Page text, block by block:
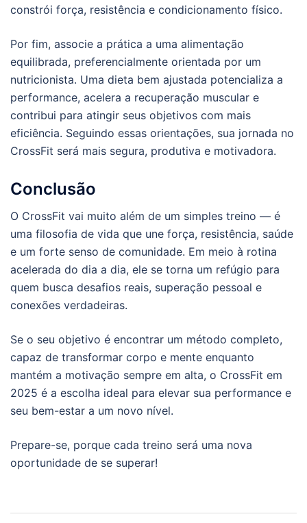
constrói força, resistência e condicionamento físico.
Por fim, associe a prática a uma alimentação
equilibrada, preferencialmente orientada por um
nutricionista. Uma dieta bem ajustada potencializa a
performance, acelera a recuperação muscular e
contribui para atingir seus objetivos com mais
eficiência. Seguindo essas orientações, sua jornada no
CrossFit será mais segura, produtiva e motivadora.
Conclusão
O CrossFit vai muito além de um simples treino — é
uma filosofia de vida que une força, resistência, saúde
e um forte senso de comunidade. Em meio à rotina
acelerada do dia a dia, ele se torna um refúgio para
quem busca desafios reais, superação pessoal e
conexões verdadeiras.
Se o seu objetivo é encontrar um método completo,
capaz de transformar corpo e mente enquanto
mantém a motivação sempre em alta, o CrossFit em
2025 é a escolha ideal para elevar sua performance e
seu bem-estar a um novo nível.
Prepare-se, porque cada treino será uma nova
oportunidade de se superar!